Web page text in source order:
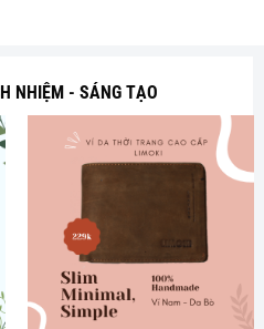
NHIỆM - SÁNG TẠO